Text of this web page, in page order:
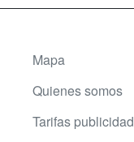
Mapa
Quienes somos
Tarifas publicidad